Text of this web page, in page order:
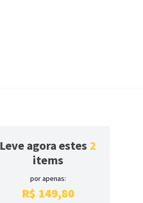
Leve agora estes 2
items
por apenas:
R$ 149,80